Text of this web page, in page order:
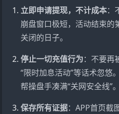
立即申请提现，不计成本：
崩盘窗口极短，活动结束的
关闭的日子。
停止一切充值行为：不要再
“限时加息活动”等话术忽悠
帮操盘手凑满“关网安全线”。
保存所有证据：APP首页截